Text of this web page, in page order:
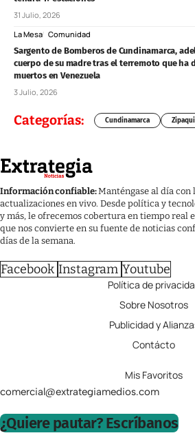
31 Julio, 2026
La Mesa Comunidad
Sargento de Bomberos de Cundinamarca,
cuerpo de su madre tras el terremoto que ha
muertos en Venezuela
3 Julio, 2026
Categorías: Cundinamarca
Información confiable:Manténgase al día
actualizaciones en vivo. Desde política y
y más, le ofrecemos cobertura en tiempo real
que nos convierte en su fuente de noticias
días de la semana.
Facebook Instagram Youtube
Política de
Sobre Nosotros
Publicidad y
Contácto
Mis Favoritos
comercial@extrategiamedios.com
¿Quiere pautar? Escríbanos